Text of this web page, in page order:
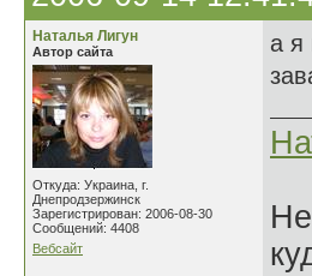
Наталья Лигун
Автор сайта
Откуда: Украина, г.
Днепродзержинск
Зарегистрирован: 2006-08-30
Сообщений: 4408
Вебсайт
а я